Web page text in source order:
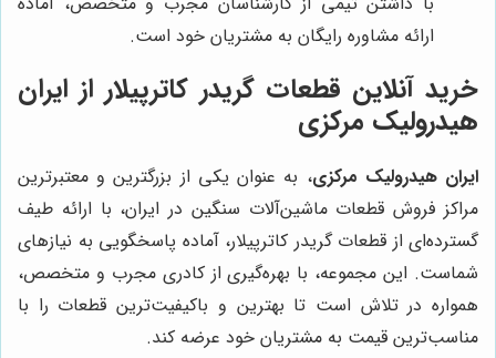
ارائه مشاوره رایگان به مشتریان خود است.
خرید آنلاین قطعات گریدر کاترپیلار از ایران
هیدرولیک مرکزی
ایران هیدرولیک مرکزی، به عنوان یکی از بزرگترین و معتبرترین
مراکز فروش قطعات ماشین‌آلات سنگین در ایران، با ارائه طیف
گسترده‌ای از قطعات گریدر کاترپیلار، آماده پاسخگویی به نیازهای
شماست. این مجموعه، با بهره‌گیری از کادری مجرب و متخصص،
همواره در تلاش است تا بهترین و باکیفیت‌ترین قطعات را با
مناسب‌ترین قیمت به مشتریان خود عرضه کند.